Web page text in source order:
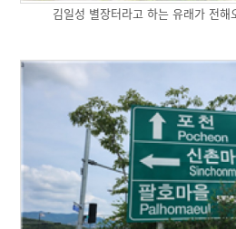
김일성 별장터라고 하는 유래가 전